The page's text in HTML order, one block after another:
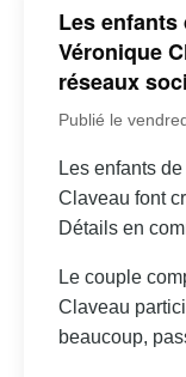
Les enfants
Véronique
réseaux
Publié le
Les enfants
Claveau font
Détails en
Le couple
Claveau
beaucoup,